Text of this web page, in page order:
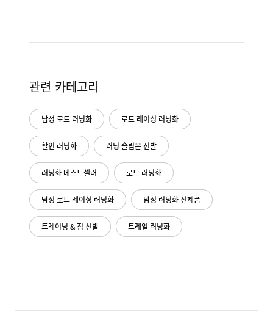
관련 카테고리
남성 로드 러닝화 로드 레이싱 러닝화
할인 러닝화 러닝 슬립온 신발
러닝화 베스트셀러 로드 러닝화
남성 로드 레이싱 러닝화 남성 러닝화 신제품
트레이닝 & 짐 신발 트레일 러닝화